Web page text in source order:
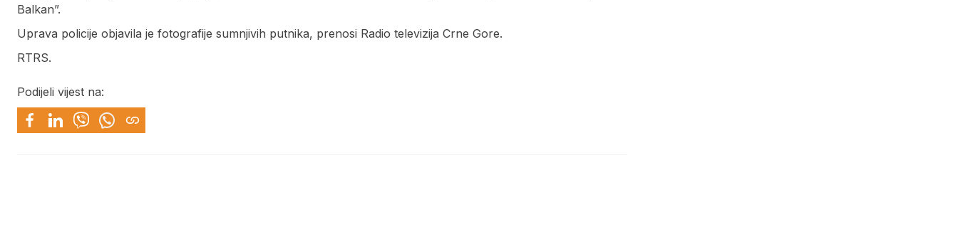
Balkan”.
Uprava policije objavila je fotografije sumnjivih putnika, prenosi Radio televizija Crne Gore.
RTRS.
Podijeli vijest na: